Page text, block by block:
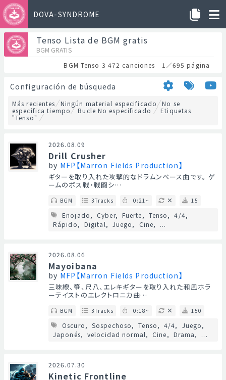
DOVA-SYNDROME
Tenso Lista de BGM gratis
BGM GRATIS
BGM Tenso 3 472 canciones 1／695 página
Configuración de búsqueda
Más recientes Ningún material especificado
No se
especifica tiempo
Bucle No especificado
Etiquetas
"Tenso"
2026.08.09
Drill Crusher
by MFP【Marron Fields Production】
ギターを取り入れた攻撃的なドラムンベース曲です。 ゲ
ームのボス戦・戦闘シ…
BGM 3Tracks 0:21~ 15
Enojado Cyber Fuerte Tenso
4/4
Rápido
Digital Juego Cine ...
2026.08.06
Mayoibana
by MFP【Marron Fields Production】
三味線、箏、尺八、エレキギターを取り入れた和風ホラ
ーテイストのエレクトロニカ曲…
BGM 3Tracks 0:18~ 150
Oscuro Sospechoso Tenso 4/4
Juego
Japonés
velocidad normal Cine Drama ...
2026.07.30
Kinetic Frontline